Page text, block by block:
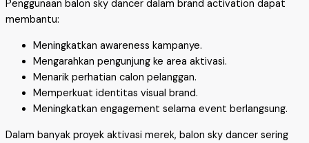
Penggunaan balon sky dancer dalam brand activation dapat
membantu:
Meningkatkan awareness kampanye.
Mengarahkan pengunjung ke area aktivasi.
Menarik perhatian calon pelanggan.
Memperkuat identitas visual brand.
Meningkatkan engagement selama event berlangsung.
Dalam banyak proyek aktivasi merek, balon sky dancer sering